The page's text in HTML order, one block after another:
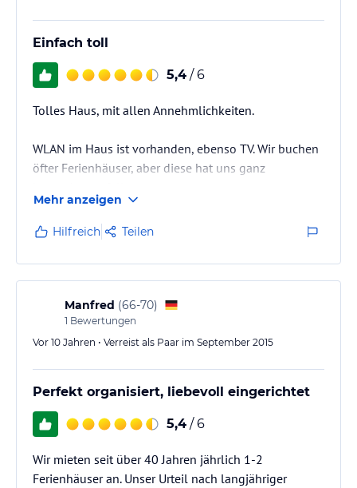
Einfach toll
5,4 / 6
Tolles Haus, mit allen Annehmlichkeiten.
WLAN im Haus ist vorhanden, ebenso TV. Wir buchen
öfter Ferienhäuser, aber diese hat uns ganz
Mehr anzeigen
Hilfreich Teilen
Manfred (66-70)
1 Bewertungen
Vor 10 Jahren • Verreist als Paar im September 2015
Perfekt organisiert, liebevoll eingerichtet
5,4 / 6
Wir mieten seit über 40 Jahren jährlich 1-2
Ferienhäuser an. Unser Urteil nach langjähriger